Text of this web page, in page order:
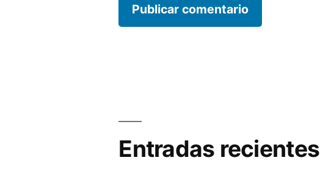
Entradas recientes